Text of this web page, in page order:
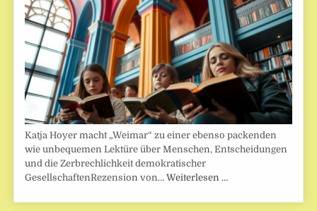
Katja Hoyer macht „Weimar“ zu einer ebenso packenden
wie unbequemen Lektüre über Menschen, Entscheidungen
und die Zerbrechlichkeit demokratischer
GesellschaftenRezension von…Weiterlesen …